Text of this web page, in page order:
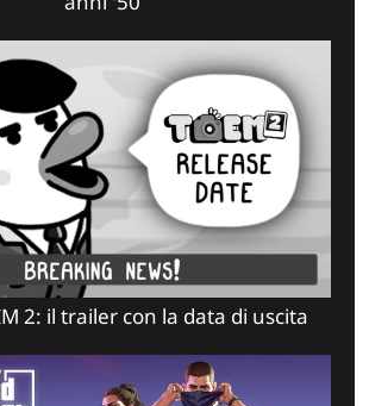
2: il trailer con la data di uscita